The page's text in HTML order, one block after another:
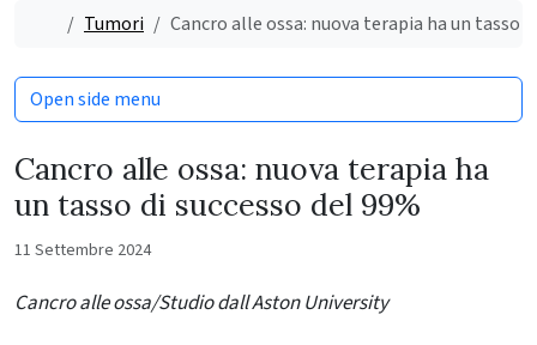
HomeTumori Cancro alle ossa: nuova terapia ha un tasso
Cancro alle ossa: nuova terapia ha
un tasso di successo del 99%
11 Settembre 2024
Cancro alle ossa/Studio dall Aston University
Open side menu